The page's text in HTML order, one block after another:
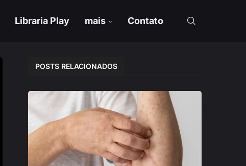
Libraria Play mais Contato
POSTS RELACIONADOS